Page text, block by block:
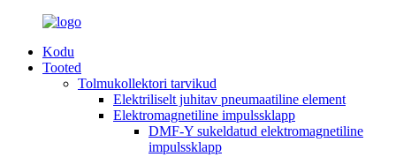
Kodu
Tooted
Tolmukollektori tarvikud
Elektriliselt juhitav pneumaatiline element
Elektromagnetiline impulssklapp
DMF-Y sukeldatud elektromagnetiline
impulssklapp